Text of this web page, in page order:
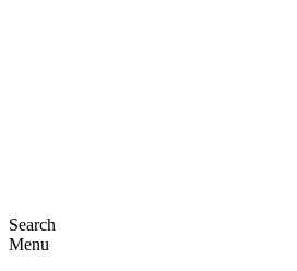
Search
Menu